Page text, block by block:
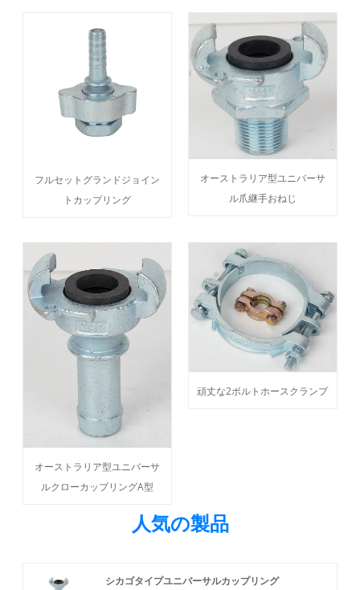
フルセットグランドジョイン
トカップリング
オーストラリア型ユニバーサ
ル爪継手おねじ
オーストラリア型ユニバーサ
ルクローカップリングA型
頑丈な2ボルトホースクランプ
人気の製品
シカゴタイプユニバーサルカップリング